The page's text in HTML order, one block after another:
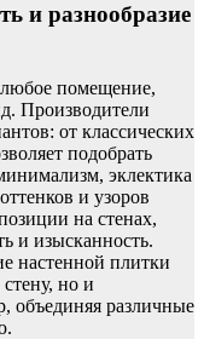
и разнообразие
любое помещение,
Производители
от классических
подобрать
эклектика
и узоров
на стенах,
и изысканность.
настенной плитки
но и
объединяя различные